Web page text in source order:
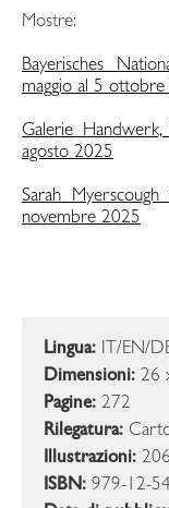
Mostre:
Bayerisches
maggio al 5
Galerie
agosto 2025
Sarah
novembre 2025
Lingua: IT/EN/
Dimensioni: 26
Pagine: 272
Rilegatura:
Illustrazioni:
ISBN: 979-12-